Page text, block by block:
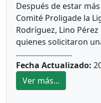
Después de estar
Comité Proligade la
Rodríguez, Lino
quienes solicitaron
frente de la entidad,
la Federación
nombrar un nuevo
............................
Fecha Actualizado:
Ver más...